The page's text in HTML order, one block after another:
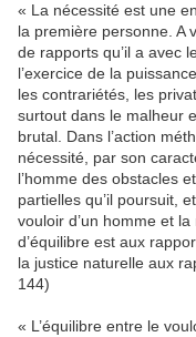
« La nécessité est une
la première personne. A
de rapports qu’il a avec
l’exercice de la
les contrariétés, les
surtout dans le malheur
brutal. Dans l’action
nécessité, par son
l’homme des obstacles
partielles qu’il poursuit,
vouloir d’un homme et
d’équilibre est aux
la justice naturelle aux
144)
« L’équilibre entre le